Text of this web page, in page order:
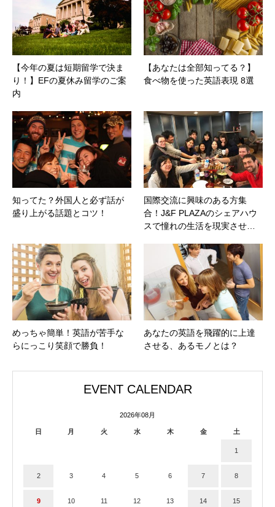
【今年の夏は短期留学で決ま
り！】EFの夏休み留学のご案
内
【あなたは全部知ってる？】
食べ物を使った英語表現 8選
知ってた？外国人と必ず話が
盛り上がる話題とコツ！
国際交流に興味のある方集
合！J&F PLAZAのシェアハウ
スで憧れの生活を現実させ…
めっちゃ簡単！英語が苦手な
らにっこり笑顔で勝負！
あなたの英語を飛躍的に上達
させる、あるモノとは？
EVENT CALENDAR
2026年08月
日 月 火 水 木 金 土
1
2 3 4 5 6 7 8
9 10 11 12 13 14 15